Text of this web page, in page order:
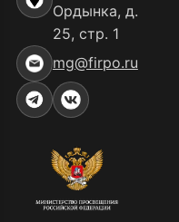
Ордынка, д.
25, стр. 1
mg@firpo.ru